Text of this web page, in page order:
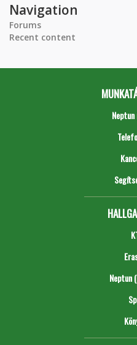
Navigation
Forums
Recent content
Neptun